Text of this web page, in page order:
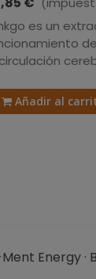
es un
Añadir al
Energy ·